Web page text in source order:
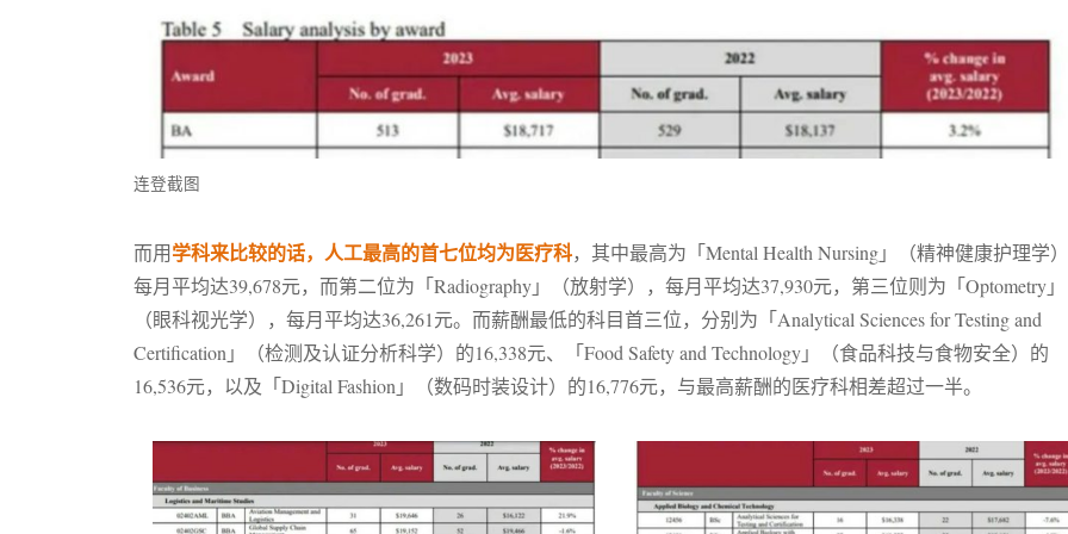
连登截图
而用学科来比较的话，人工最高的首七位均为医疗科，其中最高为「Mental Health Nursing」（精神健康护理学
每月平均达39,678元，而第二位为「Radiography」（放射学），每月平均达37,930元，第三位则为「Optometry」
（眼科视光学），每月平均达36,261元。而薪酬最低的科目首三位，分别为「Analytical Sciences for Testing and
Certification」（检测及认证分析科学）的16,338元、「Food Safety and Technology」（食品科技与食物安全）的
16,536元，以及「Digital Fashion」（数码时装设计）的16,776元，与最高薪酬的医疗科相差超过一半。